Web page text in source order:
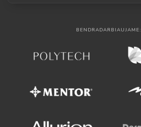
BENDRADARBIAUJAME: